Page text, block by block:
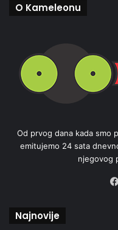
O Kameleonu
Od prvog dana kada smo
emitujemo 24 sata
njegovog
Najnovije